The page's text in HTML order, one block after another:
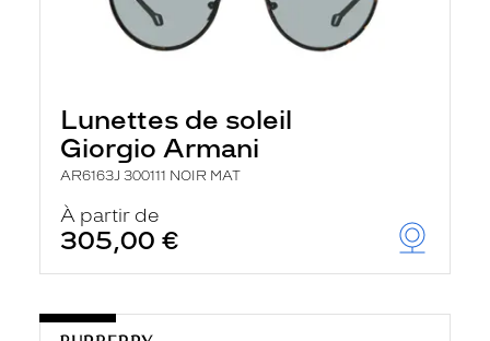
Lunettes de soleil
Giorgio Armani
AR6163J 300111 NOIR MAT
À partir de
305,00 €